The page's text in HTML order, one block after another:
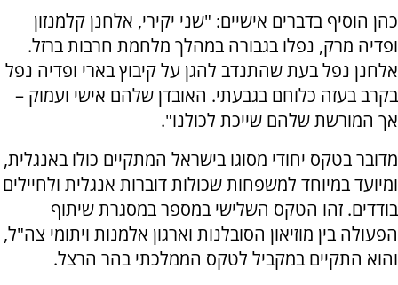
כהן הוסיף בדברים אישיים: "שני יקירי, אלחנן קלמנזון
ופדיה מרק, נפלו בגבורה במהלך מלחמת חרבות ברזל.
אלחנן נפל בעת שהתנדב להגן על קיבוץ בארי ופדיה נפל
בקרב בעזה כלוחם בגבעתי. האובדן שלהם אישי ועמוק –
אך המורשת שלהם שייכת לכולנו".
מדובר בטקס יחודי מסוגו בישראל המתקיים כולו באנגלית,
ומיועד במיוחד למשפחות שכולות דוברות אנגלית ולחיילים
בודדים. זהו הטקס השלישי במספר במסגרת שיתוף
הפעולה בין מוזיאון הסובלנות וארגון אלמנות ויתומי צה"ל,
והוא התקיים במקביל לטקס הממלכתי בהר הרצל.